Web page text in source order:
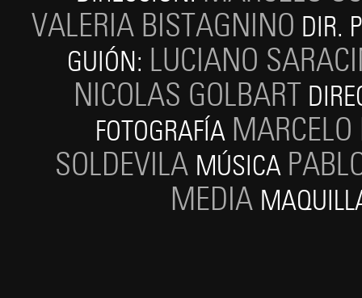
VALERIA BISTAGNINO DIR.
GUIÓN: LUCIANO
NICOLAS GOLBART
FOTOGRAFÍA
SOLDEVILA MÚSICA
MEDIA